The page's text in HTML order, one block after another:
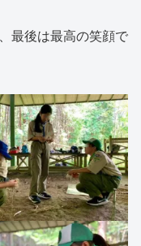
最後は最高の笑顔で